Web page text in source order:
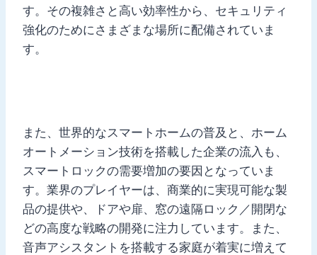
す。その複雑さと高い効率性から、セキュリティ
強化のためにさまざまな場所に配備されていま
す。
また、世界的なスマートホームの普及と、ホーム
オートメーション技術を搭載した企業の流入も、
スマートロックの需要増加の要因となっていま
す。業界のプレイヤーは、商業的に実現可能な製
品の提供や、ドアや扉、窓の遠隔ロック／開閉な
どの高度な戦略の開発に注力しています。また、
音声アシスタントを搭載する家庭が着実に増えて